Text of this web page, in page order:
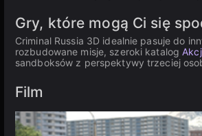
Gry, które mogą Ci się
Criminal Russia 3D idealnie pasuje do
rozbudowane misje, szeroki katalog
sandboksów z perspektywy trzeciej
Film